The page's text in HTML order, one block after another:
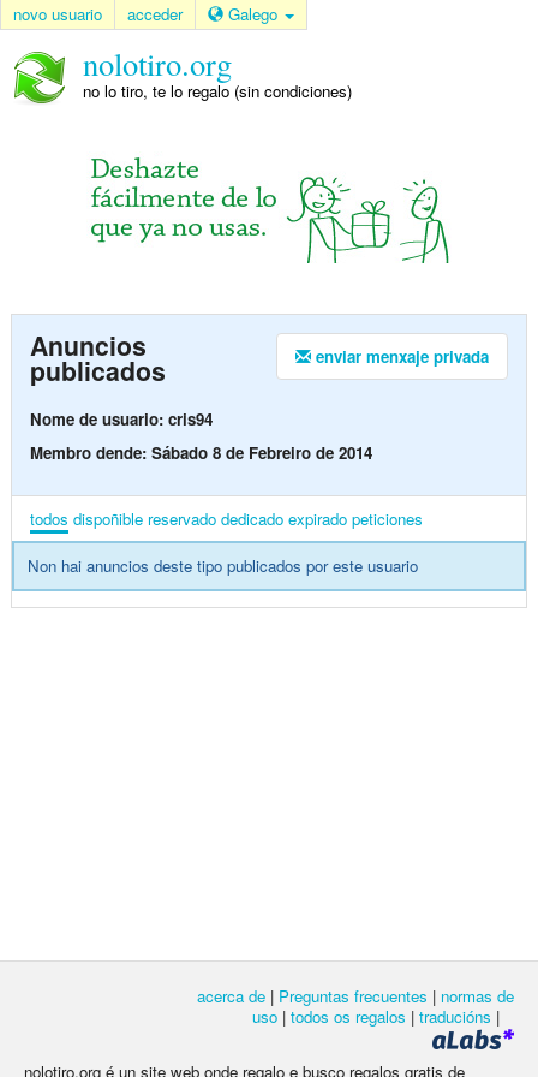
novo usuario acceder Galego
nolotiro.org
no lo tiro, te lo regalo (sin condiciones)
enviar menxaje privada
Anuncios
publicados
Nome de usuario: cris94
Membro dende: Sábado 8 de Febreiro de 2014
todos dispoñible reservado dedicado expirado peticiones
Non hai anuncios deste tipo publicados por este usuario
acerca de | Preguntas frecuentes | normas de
uso | todos os regalos | traducións |
nolotiro.org é un site web onde regalo e busco regalos gratis de